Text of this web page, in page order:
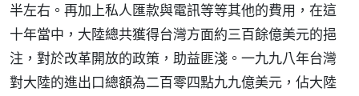
半左右。再加上私人匯款與電訊等等其他的費用，在這
十年當中，大陸總共獲得台灣方面約三百餘億美元的挹
注，對於改革開放的政策，助益匪淺。一九九八年台灣
對大陸的進出口總額為二百零四點九九億美元，佔大陸